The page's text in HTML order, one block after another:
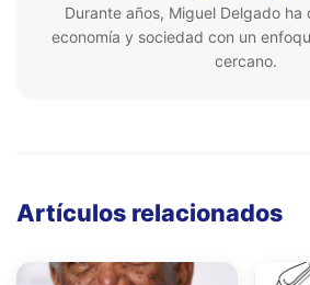
Durante años, Miguel Delgado
economía y sociedad con un
cercano.
Artículos relacionados